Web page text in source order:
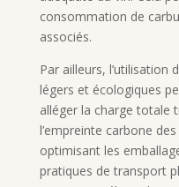
consommation de
associés.
Par ailleurs, l’utilisation
légers et écologiques
alléger la charge totale
l’empreinte carbone
optimisant les
pratiques de transport